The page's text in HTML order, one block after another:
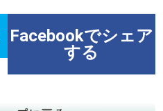
Facebookでシェア
する